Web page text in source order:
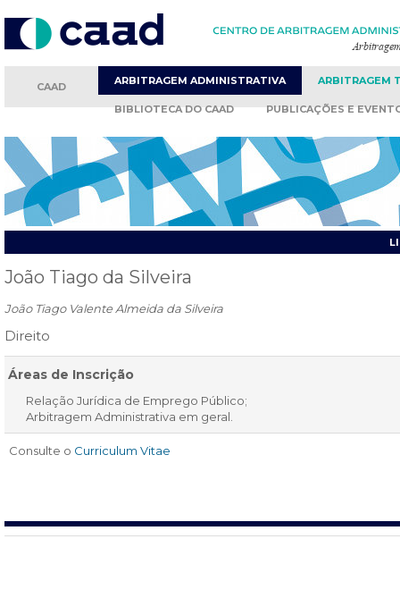
CAAD ARBITRAGEM ADMINISTRATIVA ARBITRAGEM
BIBLIOTECA DO CAAD PUBLICAÇÕES E
João Tiago da Silveira
João Tiago Valente Almeida da Silveira
Direito
Áreas de Inscrição
Relação Jurídica de Emprego Público;
Arbitragem Administrativa em geral.
Consulte o Curriculum Vitae